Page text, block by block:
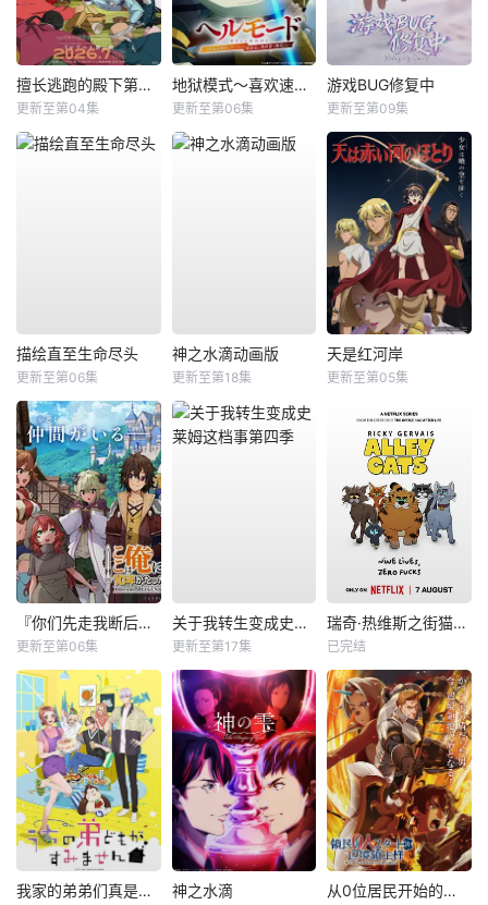
擅长逃跑的殿下第二季
更新至第04集
地狱模式～喜欢速通游戏的玩家在废设定异世界无双～第2季
更新至第06集
游戏BUG修复中
更新至第09集
描绘直至生命尽头
更新至第06集
神之水滴动画版
更新至第18集
天是红河岸
更新至第05集
『你们先走我断后』，于是10年后我成为了传说
更新至第06集
关于我转生变成史莱姆这档事第四季
更新至第17集
瑞奇·热维斯之街猫一族
已完结
我家的弟弟们真是让您费心了 神之水滴 从0位居民开始的边境领主大人